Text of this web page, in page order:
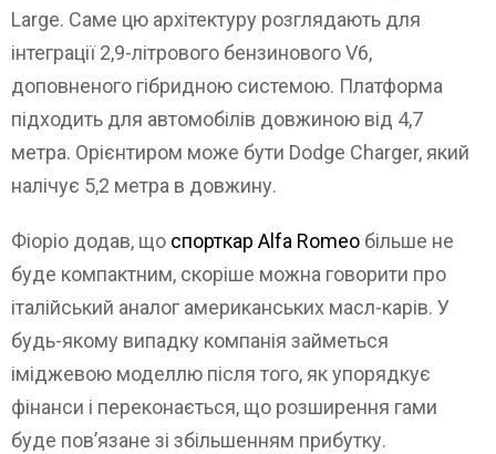
Large. Саме цю архітектуру розглядають для
інтеграції 2,9-літрового бензинового V6,
доповненого гібридною системою. Платформа
підходить для автомобілів довжиною від 4,7
метра. Орієнтиром може бути Dodge Charger, який
налічує 5,2 метра в довжину.
Фіоріо додав, що спорткар Alfa Romeo більше не
буде компактним, скоріше можна говорити про
італійський аналог американських масл-карів. У
будь-якому випадку компанія займеться
іміджевою моделлю після того, як упорядкує
фінанси і переконається, що розширення гами
буде пов’язане зі збільшенням прибутку.